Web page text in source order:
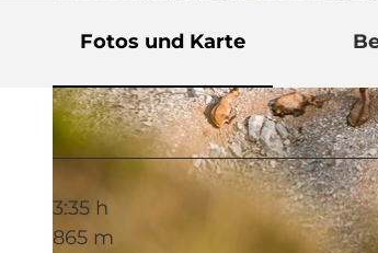
Fotos und Karte
3:35 h
865 m